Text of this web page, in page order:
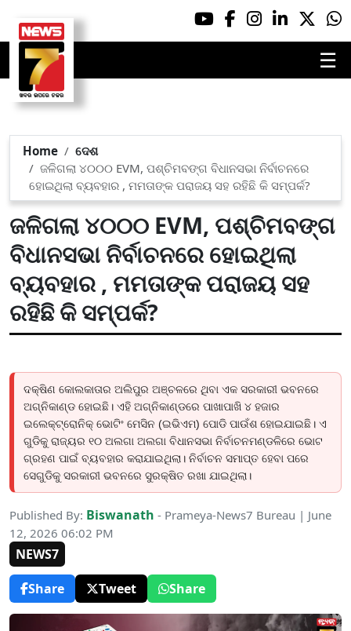
☰
Home
ଦେଶ
ଜଳିଗଲା ୪୦୦୦ EVM, ପଶ୍ଚିମବଙ୍ଗ ବିଧାନସଭା ନିର୍ବାଚନରେ
ହୋଇଥିଲା ବ୍ୟବହାର , ମମତାଙ୍କ ପରାଜୟ ସହ ରହିଛି କି ସମ୍ପର୍କ?
ଜଳିଗଲା ୪୦୦୦ EVM, ପଶ୍ଚିମବଙ୍ଗ
ବିଧାନସଭା ନିର୍ବାଚନରେ ହୋଇଥିଲା
ବ୍ୟବହାର , ମମତାଙ୍କ ପରାଜୟ ସହ
ରହିଛି କି ସମ୍ପର୍କ?
ଦକ୍ଷିଣ କୋଲକାତାର ଅଲିପୁର ଅଞ୍ଚଳରେ ଥିବା ଏକ ସରକାରୀ ଭବନରେ
ଅଗ୍ନିକାଣ୍ଡ ହୋଇଛି। ଏହି ଅଗ୍ନିକାଣ୍ଡରେ ପାଖାପାଖି ୪ ହଜାର
ଇଲେକ୍ଟ୍ରୋନିକ୍ ଭୋଟିଂ ମେସିନ (ଇଭିଏମ) ପୋଡି ପାଉଁଶ ହୋଇଯାଇଛି। ଏ
ଗୁଡିକୁ ରାଜ୍ୟର ୧୦ ଅଲଗା ଅଲଗା ବିଧାନସଭା ନିର୍ବାଚନମଣ୍ଡଳିରେ ଭୋଟ
ଗ୍ରହଣ ପାଇଁ ବ୍ୟବହାର କରାଯାଇଥିଲା। ନିର୍ବାଚନ ସମାପ୍ତ ହେବା ପରେ
ସେଗୁଡିକୁ ସରକାରୀ ଭବନରେ ସୁରକ୍ଷିତ ରଖା ଯାଇଥିଲା।
Published By: Biswanath - Prameya-News7 Bureau | June
12, 2026 06:02 PM
NEWS7
Share
Tweet Share